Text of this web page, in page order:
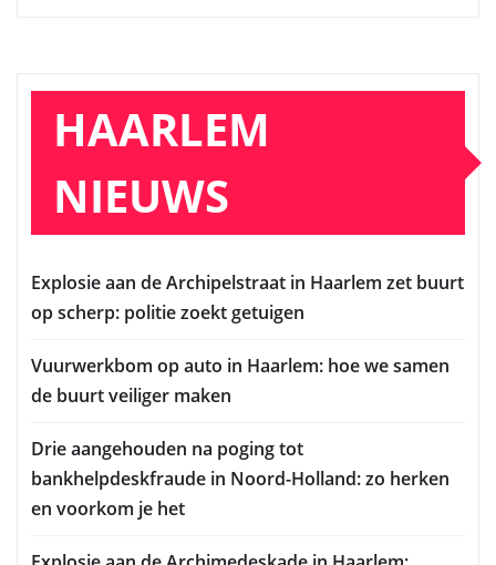
HAARLEM
NIEUWS
Explosie aan de Archipelstraat in Haarlem zet buurt
op scherp: politie zoekt getuigen
Vuurwerkbom op auto in Haarlem: hoe we samen
de buurt veiliger maken
Drie aangehouden na poging tot
bankhelpdeskfraude in Noord-Holland: zo herken
en voorkom je het